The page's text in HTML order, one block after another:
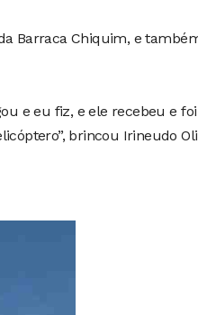
Barraca Chiquim, e
e eu fiz, e ele recebeu e
brincou Irineudo